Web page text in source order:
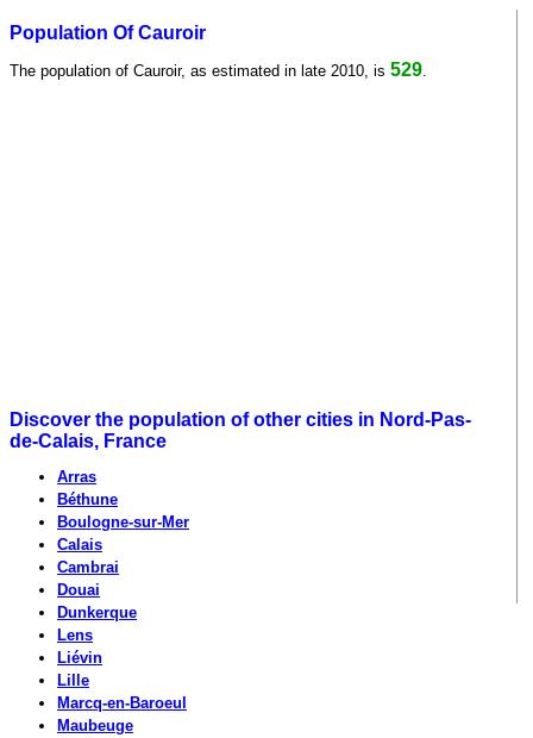
Population Of Cauroir
The population of Cauroir, as estimated in late 2010, is 529
Discover the population of other cities in Nord-Pas-
de-Calais, France
Arras
Béthune
Boulogne-sur-Mer
Calais
Cambrai
Douai
Dunkerque
Lens
Liévin
Lille
Marcq-en-Baroeul
Maubeuge